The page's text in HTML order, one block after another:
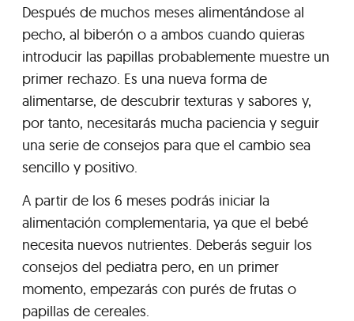
Después de muchos meses alimentándose al
pecho, al biberón o a ambos cuando quieras
introducir las papillas probablemente muestre un
primer rechazo. Es una nueva forma de
alimentarse, de descubrir texturas y sabores y,
por tanto, necesitarás mucha paciencia y seguir
una serie de consejos para que el cambio sea
sencillo y positivo.
A partir de los 6 meses podrás iniciar la
alimentación complementaria, ya que el bebé
necesita nuevos nutrientes. Deberás seguir los
consejos del pediatra pero, en un primer
momento, empezarás con purés de frutas o
papillas de cereales.